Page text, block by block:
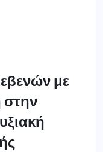
με
στην